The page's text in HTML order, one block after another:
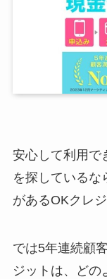
安心して利用で
を探しているな
があるOKクレ
では5年連続顧
ジットは、どの